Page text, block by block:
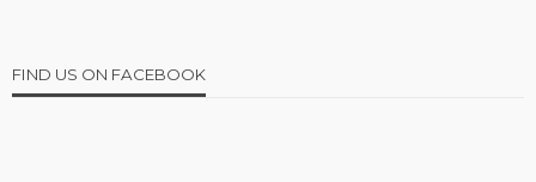
FIND US ON FACEBOOK